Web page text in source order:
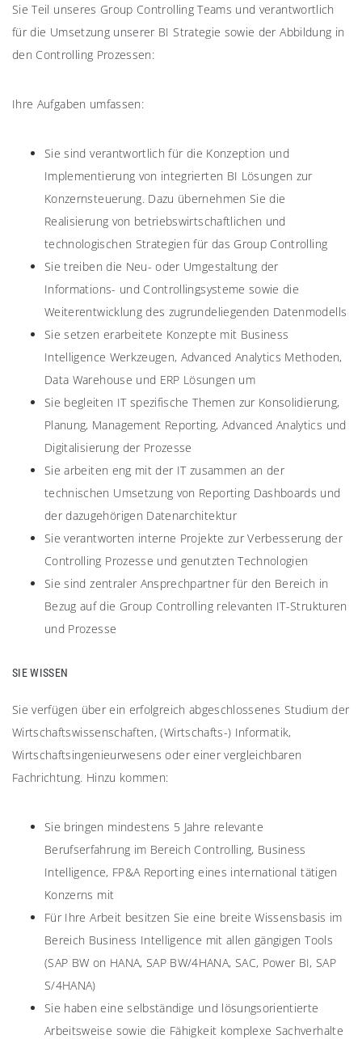
Sie Teil unseres Group Controlling Teams und verantwortlich
für die Umsetzung unserer BI Strategie sowie der Abbildung in
den Controlling Prozessen:
Ihre Aufgaben umfassen:
Sie sind verantwortlich für die Konzeption und
Implementierung von integrierten BI Lösungen zur
Konzernsteuerung. Dazu übernehmen Sie die
Realisierung von betriebswirtschaftlichen und
technologischen Strategien für das Group Controlling
Sie treiben die Neu- oder Umgestaltung der
Informations- und Controllingsysteme sowie die
Weiterentwicklung des zugrundeliegenden Datenmodells
Sie setzen erarbeitete Konzepte mit Business
Intelligence Werkzeugen, Advanced Analytics Methoden,
Data Warehouse und ERP Lösungen um
Sie begleiten IT spezifische Themen zur Konsolidierung,
Planung, Management Reporting, Advanced Analytics und
Digitalisierung der Prozesse
Sie arbeiten eng mit der IT zusammen an der
technischen Umsetzung von Reporting Dashboards und
der dazugehörigen Datenarchitektur
Sie verantworten interne Projekte zur Verbesserung der
Controlling Prozesse und genutzten Technologien
Sie sind zentraler Ansprechpartner für den Bereich in
Bezug auf die Group Controlling relevanten IT-Strukturen
und Prozesse
SIE WISSEN
Sie verfügen über ein erfolgreich abgeschlossenes Studium der
Wirtschaftswissenschaften, (Wirtschafts-) Informatik,
Wirtschaftsingenieurwesens oder einer vergleichbaren
Fachrichtung. Hinzu kommen:
Sie bringen mindestens 5 Jahre relevante
Berufserfahrung im Bereich Controlling, Business
Intelligence, FP&A Reporting eines international tätigen
Konzerns mit
Für Ihre Arbeit besitzen Sie eine breite Wissensbasis im
Bereich Business Intelligence mit allen gängigen Tools
(SAP BW on HANA, SAP BW/4HANA, SAC, Power BI, SAP
S/4HANA)
Sie haben eine selbständige und lösungsorientierte
Arbeitsweise sowie die Fähigkeit komplexe Sachverhalte